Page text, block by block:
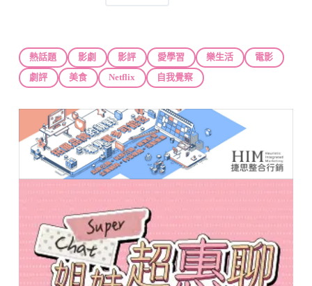
熱話題 影劇 影評 愛學習 樂生活
電影
劇評
美食 Netflix 自我覺察